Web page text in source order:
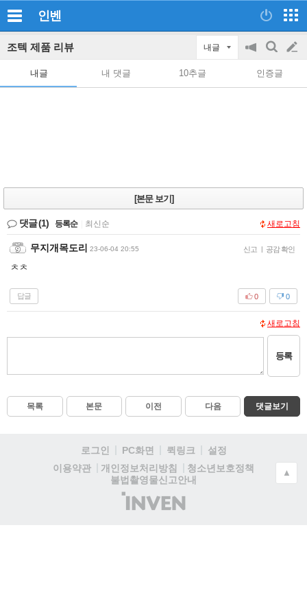
인벤
조텍 제품 리뷰 내글
공
on/off
검
색
글
쓰
내글 내 댓글 10추글 인증글
[본문 보기]
댓글(1) 등록순 최신순 새로고침
무지개목도리 23-06-04 20:55 신고 | 공감 확인
ㅊㅊ
답글 0
0
새로고침
등록
목록 본문 이전 다음 댓글보기
로그인 PC화면 퀵링크
설정
이용약관
개인정보처리방침
청소년보호정책
불법촬영물신고안내
(주)
인
▲